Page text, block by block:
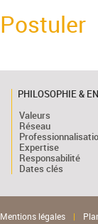
Postuler
PHILOSOPHIE &
Valeurs
Réseau
Expertise
Responsabilité
Dates clés
Mentions légales |